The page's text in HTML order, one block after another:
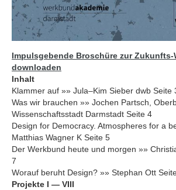
Impulsgebende Broschüre zur Zukunfts-
downloaden
Inhalt
Klammer auf »» Jula–Kim Sieber dwb Seite
Was wir brauchen »» Jochen Partsch,
Wissenschaftsstadt Darmstadt Seite 4
Design for Democracy. Atmospheres for a
Matthias Wagner K Seite 5
Der Werkbund heute und morgen »»
7
Worauf beruht Design? »» Stephan Ott
Projekte I — VIII